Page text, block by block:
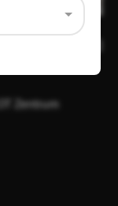
OT Zentrum